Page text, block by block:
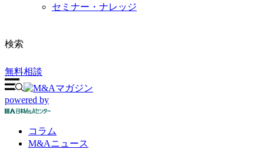
セミナー・ナレッジ
検索
無料相談
powered by
コラム
M&Aニュース